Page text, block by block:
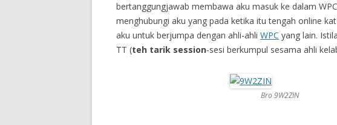
bertanggungjawab membawa aku masuk ke dalam
menghubungi aku yang pada ketika itu tengah online kat
aku untuk berjumpa dengan ahli-ahli WPC yang lain.
TT (teh tarik session-sesi berkumpul sesama ahli
Bro 9W2ZIN